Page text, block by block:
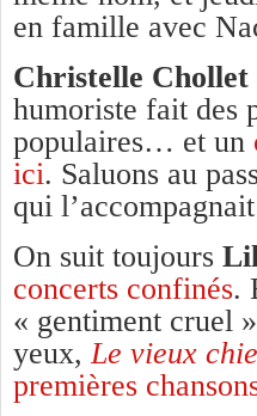
en famille avec
Christelle Chollet
humoriste fait des
populaires… et un
ici. Saluons au
qui
On suit toujours
concerts confinés.
« gentiment cruel
yeux, Le vieux
premières